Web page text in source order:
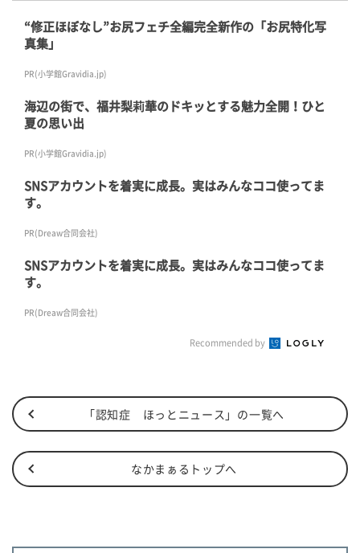
“修正ほぼなし”お尻フェチ全編完全新作の「お尻特化写
真集」
PR(小学館Gravidia.jp)
海辺の街で、福井梨莉華のドキッとする魅力全開！ひと
夏の思い出
PR(小学館Gravidia.jp)
SNSアカウントを着実に成長。実はみんなココ使ってま
す。
PR(Dreaw合同会社)
SNSアカウントを着実に成長。実はみんなココ使ってま
す。
PR(Dreaw合同会社)
Recommended by
「認知症 ほっとニュース」の一覧へ
なかまぁるトップへ